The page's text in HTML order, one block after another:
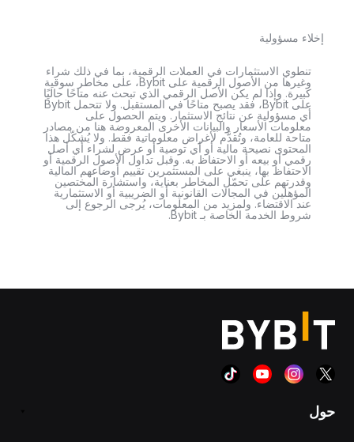
إخلاء مسؤولية
تنطوي الاستثمارات في العملات الرقمية، بما في ذلك شراء
وغيرها من الأصول الرقمية على Bybit، على مخاطر سوقية
كبيرة. وإذا لم يكن الأصل الرقمي الذي تبحث عنه متاحًا حاليًا
على Bybit، فقد يصبح متاحًا في المستقبل. ولا تتحمل Bybit
أي مسؤولية عن نتائج الاستثمار. ويتم الحصول على
معلومات الأسعار والبيانات الأخرى المعروضة هنا من مصادر
متاحة للعامة، وتُقدَّم لأغراض معلوماتية فقط. ولا يُشكّل هذا
المحتوى نصيحة مالية أو أي توصية أو عرض لشراء أي أصل
رقمي أو بيعه أو الاحتفاظ به. وقبل تداول الأصول الرقمية أو
الاحتفاظ بها، ينبغي على المستثمرين تقييم أوضاعهم المالية
وقدرتهم على تحمّل المخاطر بعناية، واستشارة المختصين
المؤهلين في المجالات القانونية أو الضريبية أو الاستثمارية
عند الاقتضاء. ولمزيد من المعلومات، يُرجى الرجوع إلى
شروط الخدمة الخاصة بـ Bybit.
حول